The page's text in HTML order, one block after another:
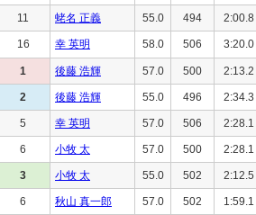
11 蛯名 正義 55.0 494 2:00.8
16 幸 英明 58.0 506 3:20.0
1 後藤 浩輝 57.0 500 2:13.2
2 後藤 浩輝 55.0 496 2:34.3
5 幸 英明 57.0 506 2:28.1
6 小牧 太 57.0 500 2:28.1
3 小牧 太 55.0 502 2:12.5
6 秋山 真一郎 57.0 502 1:59.1